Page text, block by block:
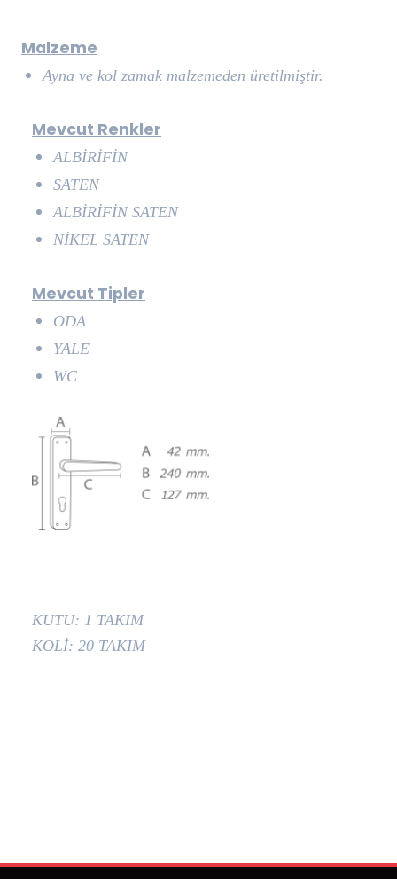
Malzeme
Ayna ve kol zamak malzemeden üretilmiştir.
Mevcut Renkler
ALBİRİFİN
SATEN
ALBİRİFİN SATEN
NİKEL SATEN
Mevcut Tipler
ODA
YALE
WC
KUTU: 1 TAKIM
KOLİ: 20 TAKIM